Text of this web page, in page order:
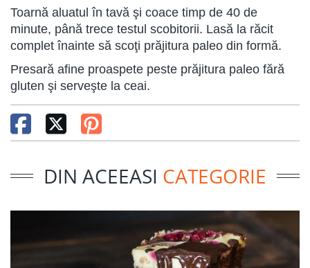
Toarnă aluatul în tavă şi coace timp de 40 de
minute, până trece testul scobitorii. Lasă la răcit
complet înainte să scoţi prăjitura paleo din formă.
Presară afine proaspete peste prăjitura paleo fără
gluten şi serveşte la ceai.
DIN ACEEASI CATEGORIE